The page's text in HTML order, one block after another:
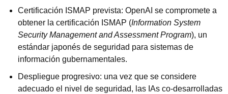
Certificación ISMAP prevista: OpenAI se compromete a
obtener la certificación ISMAP (Information System
Security Management and Assessment Program), un
estándar japonés de seguridad para sistemas de
información gubernamentales.
Despliegue progresivo: una vez que se considere
adecuado el nivel de seguridad, las IAs co-desarrolladas